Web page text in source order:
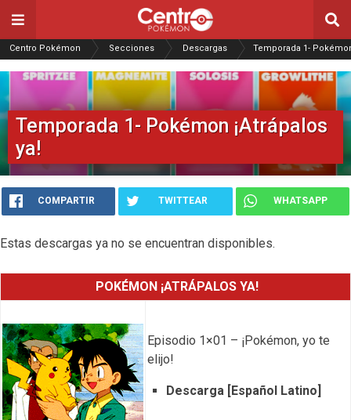
Centro Pokémon Secciones Descargas Temporada 1-
Temporada 1- Pokémon ¡Atrápalos
ya!
COMPARTIR TWITTEAR WHATSAPP
Estas descargas ya no se encuentran disponibles.
POKÉMON ¡ATRÁPALOS YA!
Episodio 1×01 – ¡Pokémon, yo te
elijo!
Descarga [Español Latino]